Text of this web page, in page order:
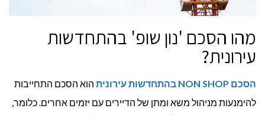
מהו הסכם 'נון שופ' בהתחדשות
עירונית?
הסכם NON SHOP בהתחדשות עירונית
הוא הסכם התחייבות
להימנעות מניהול משא ומתן של הדיירים עם יזמים אחרים. כלומר,